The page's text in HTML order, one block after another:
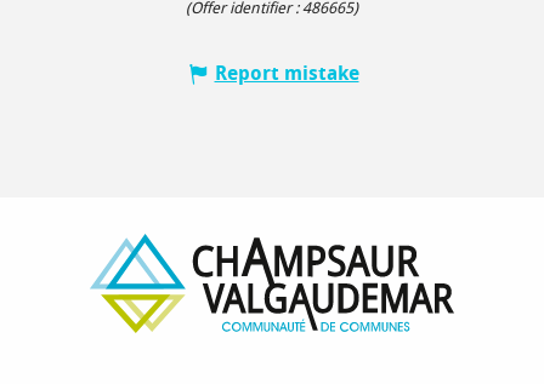
(Offer identifier :486665)
Report mistake